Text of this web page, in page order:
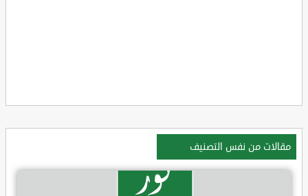
مقالات من نفس التصنيف